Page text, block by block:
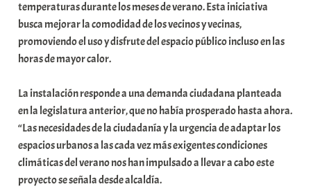
r
r
i
o
a
K
o
m
u
n
temperaturas durante los meses de verano. Esta iniciativa
busca mejorar la comodidad de los vecinos y vecinas,
promoviendo el uso y disfrute del espacio público incluso en las
horas de mayor calor.
La instalación responde a una demanda ciudadana planteada
en la legislatura anterior, que no había prosperado hasta ahora.
“Las necesidades de la ciudadanía y la urgencia de adaptar los
espacios urbanos a las cada vez más exigentes condiciones
climáticas del verano nos han impulsado a llevar a cabo este
proyecto se señala desde alcaldía.